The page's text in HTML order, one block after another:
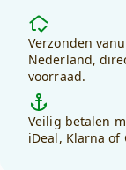
Alles in
bekijken
Waarom
kiezen
voor
debadeend.nl?
Verzonden
Nederland,
voorraad.
Veilig betalen
iDeal, Klarna of